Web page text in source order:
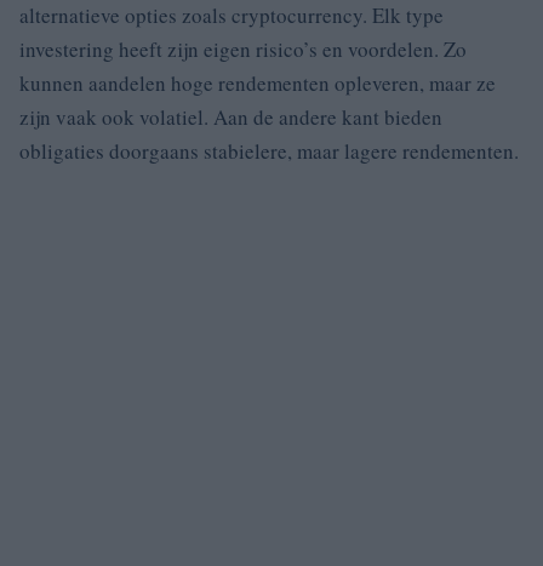
alternatieve opties zoals cryptocurrency. Elk type
investering heeft zijn eigen risico’s en voordelen. Zo
kunnen aandelen hoge rendementen opleveren, maar ze
zijn vaak ook volatiel. Aan de andere kant bieden
obligaties doorgaans stabielere, maar lagere rendementen.